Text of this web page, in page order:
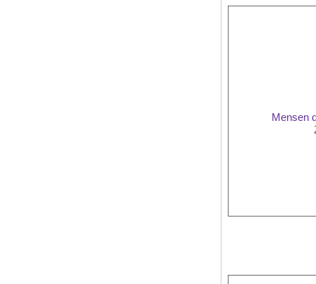
Mensen